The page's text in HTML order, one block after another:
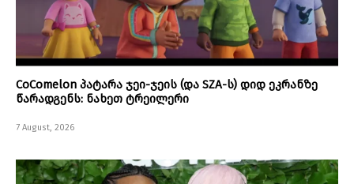
CoComelon პატარა ჯეი-ჯეის (და SZA-ს) დიდ ეკრანზე
წარადგენს: ნახეთ ტრეილერი
7 August, 2026